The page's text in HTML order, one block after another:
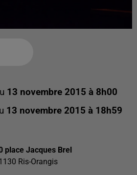
13 novembre 2015 à 8h00
13 novembre 2015 à 18h59
place Jacques Brel
Ris-Orangis